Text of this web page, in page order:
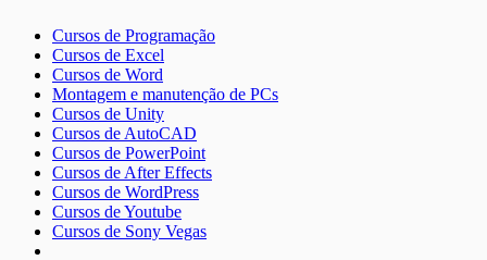
Cursos de Programação
Cursos de Excel
Cursos de Word
Montagem e manutenção de PCs
Cursos de Unity
Cursos de AutoCAD
Cursos de PowerPoint
Cursos de After Effects
Cursos de WordPress
Cursos de Youtube
Cursos de Sony Vegas